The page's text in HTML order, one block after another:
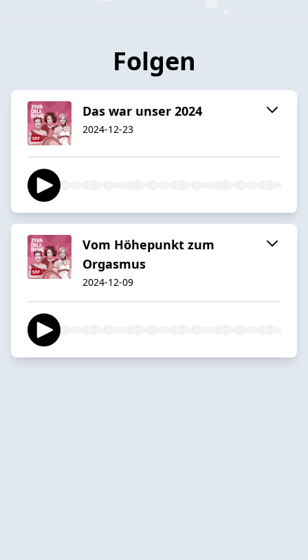
Folgen
Das war unser 2024
2024-12-23
Vom Höhepunkt zum
Orgasmus
2024-12-09